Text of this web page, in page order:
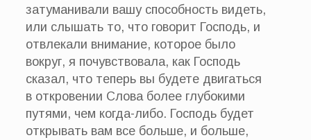
затуманивали вашу способность видеть,
или слышать то, что говорит Господь, и
отвлекали внимание, которое было
вокруг, я почувствовала, как Господь
сказал, что теперь вы будете двигаться
в откровении Слова более глубокими
путями, чем когда-либо. Господь будет
открывать вам все больше, и больше,